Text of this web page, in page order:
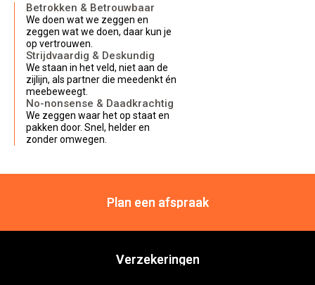
Betrokken & Betrouwbaar
We doen wat we zeggen en
zeggen wat we doen, daar kun je
op vertrouwen.
Strijdvaardig & Deskundig
We staan in het veld, niet aan de
zijlijn, als partner die meedenkt én
meebeweegt.
No-nonsense & Daadkrachtig
We zeggen waar het op staat en
pakken door. Snel, helder en
zonder omwegen.
Plan een afspraak
Plan een afspraak
Verzekeringen
Verzekeringen